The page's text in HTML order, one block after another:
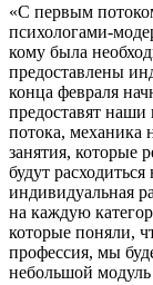
«С первым
психологами-
кому была
предоставлены
конца февраля
предоставят наши
потока, механика
занятия, которые
будут
индивидуальная
на каждую
которые поняли,
профессия, мы
небольшой модуль